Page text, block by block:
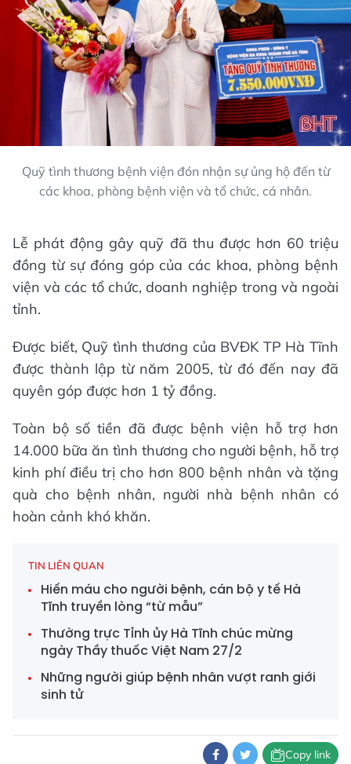
Quỹ tình thương bệnh viện đón nhận sự ủng hộ đến từ
các khoa, phòng bệnh viện và tổ chức, cá nhân.
Lễ phát động gây quỹ đã thu được hơn 60 triệu
đồng từ sự đóng góp của các khoa, phòng bệnh
viện và các tổ chức, doanh nghiệp trong và ngoài
tỉnh.
Được biết, Quỹ tình thương của BVĐK TP Hà Tĩnh
được thành lập từ năm 2005, từ đó đến nay đã
quyên góp được hơn 1 tỷ đồng.
Toàn bộ số tiền đã được bệnh viện hỗ trợ hơn
14.000 bữa ăn tình thương cho người bệnh, hỗ trợ
kinh phí điều trị cho hơn 800 bệnh nhân và tặng
quà cho bệnh nhân, người nhà bệnh nhân có
hoàn cảnh khó khăn.
TIN LIÊN QUAN
Hiến máu cho người bệnh, cán bộ y tế Hà
Tĩnh truyền lòng “từ mẫu”
Thường trực Tỉnh ủy Hà Tĩnh chúc mừng
ngày Thầy thuốc Việt Nam 27/2
Những người giúp bệnh nhân vượt ranh giới
sinh tử
Copy link